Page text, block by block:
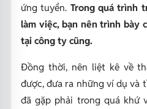
ứng tuyển. Trong quá trình
làm việc, bạn nên trình bày
tại công ty cũng.
Đồng thời, nên liệt kê về
được, đưa ra những ví dụ và
đã gặp phải trong quá khứ